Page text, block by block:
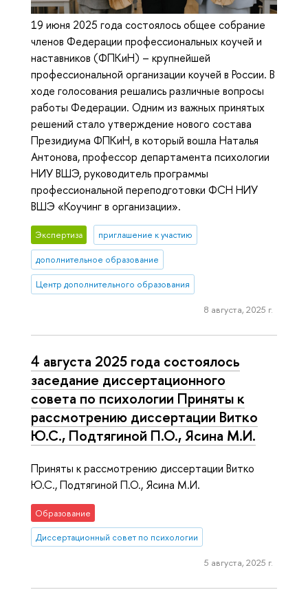
19 июня 2025 года состоялось общее собрание
членов Федерации профессиональных коучей и
наставников (ФПКиН) – крупнейшей
профессиональной организации коучей в России. В
ходе голосования решались различные вопросы
работы Федерации. Одним из важных принятых
решений стало утверждение нового состава
Президиума ФПКиН, в который вошла Наталья
Антонова, профессор департамента психологии
НИУ ВШЭ, руководитель программы
профессиональной переподготовки ФСН НИУ
ВШЭ «Коучинг в организации».
Экспертиза приглашение к участию
дополнительное образование
Центр дополнительного образования
8 августа, 2025 г.
4 августа 2025 года состоялось
заседание диссертационного
совета по психологии Приняты к
рассмотрению диссертации Витко
Ю.С., Подтягиной П.О., Ясина М.И.
Приняты к рассмотрению диссертации Витко
Ю.С., Подтягиной П.О., Ясина М.И.
Образование
Диссертационный совет по психологии
5 августа, 2025 г.